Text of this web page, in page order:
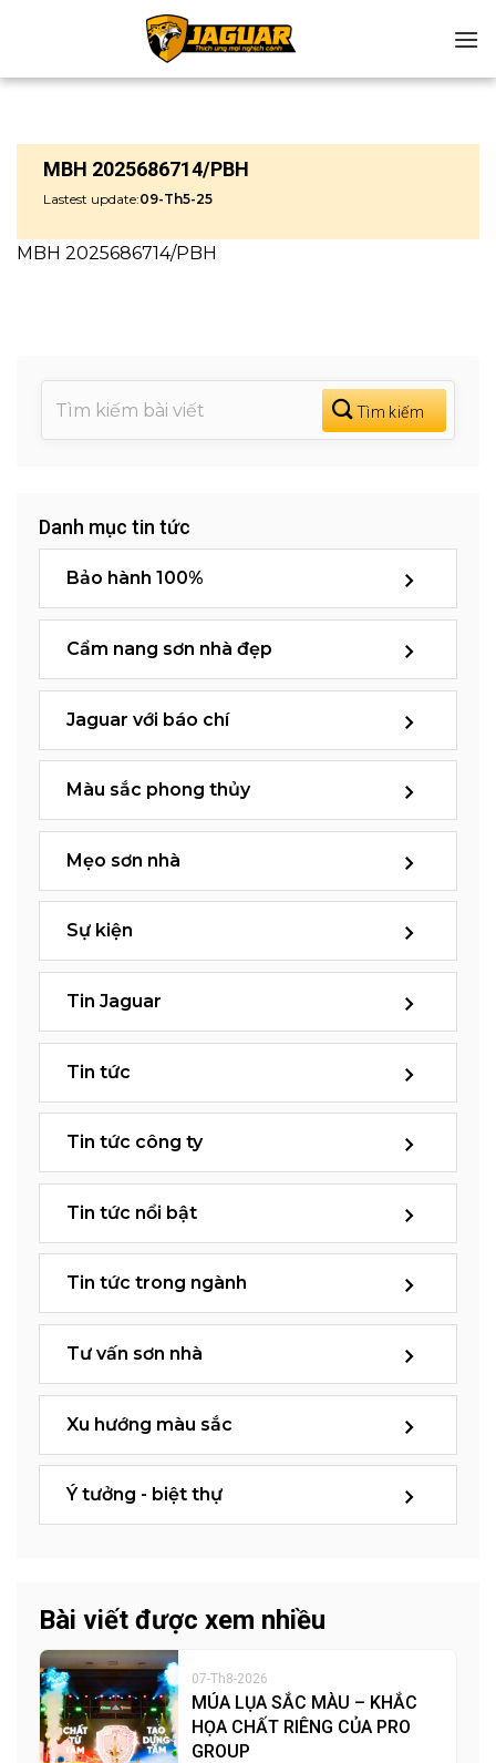
MBH 2025686714/PBH
Lastest update:09-Th5-25
MBH 2025686714/PBH
Danh mục tin tức
Bảo hành 100%
Cẩm nang sơn nhà đẹp
Jaguar với báo chí
Màu sắc phong thủy
Mẹo sơn nhà
Sự kiện
Tin Jaguar
Tin tức
Tin tức công ty
Tin tức nổi bật
Tin tức trong ngành
Tư vấn sơn nhà
Xu hướng màu sắc
Ý tưởng - biệt thự
Bài viết được xem nhiều
07-Th8-2026
MÚA LỤA SẮC MÀU – KHẮC
HỌA CHẤT RIÊNG CỦA PRO
GROUP